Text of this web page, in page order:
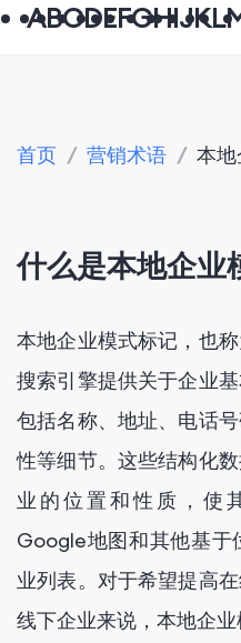
ABCDEFGHIJKL
首页 / 营销术语 / 本
什么是本地企业
本地企业模式标记，也
搜索引擎提供关于企业
包括名称、地址、电话
性等细节。这些结构化
业的位置和性质，使
Google地图和其他基于
业列表。对于希望提高
线下企业来说，本地企业